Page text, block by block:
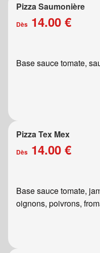
Pizza Saumonière
Dès 14.00 €
Base sauce tomate,
Pizza Tex Mex
Dès 14.00 €
Base sauce tomate,
oignons, poivrons,